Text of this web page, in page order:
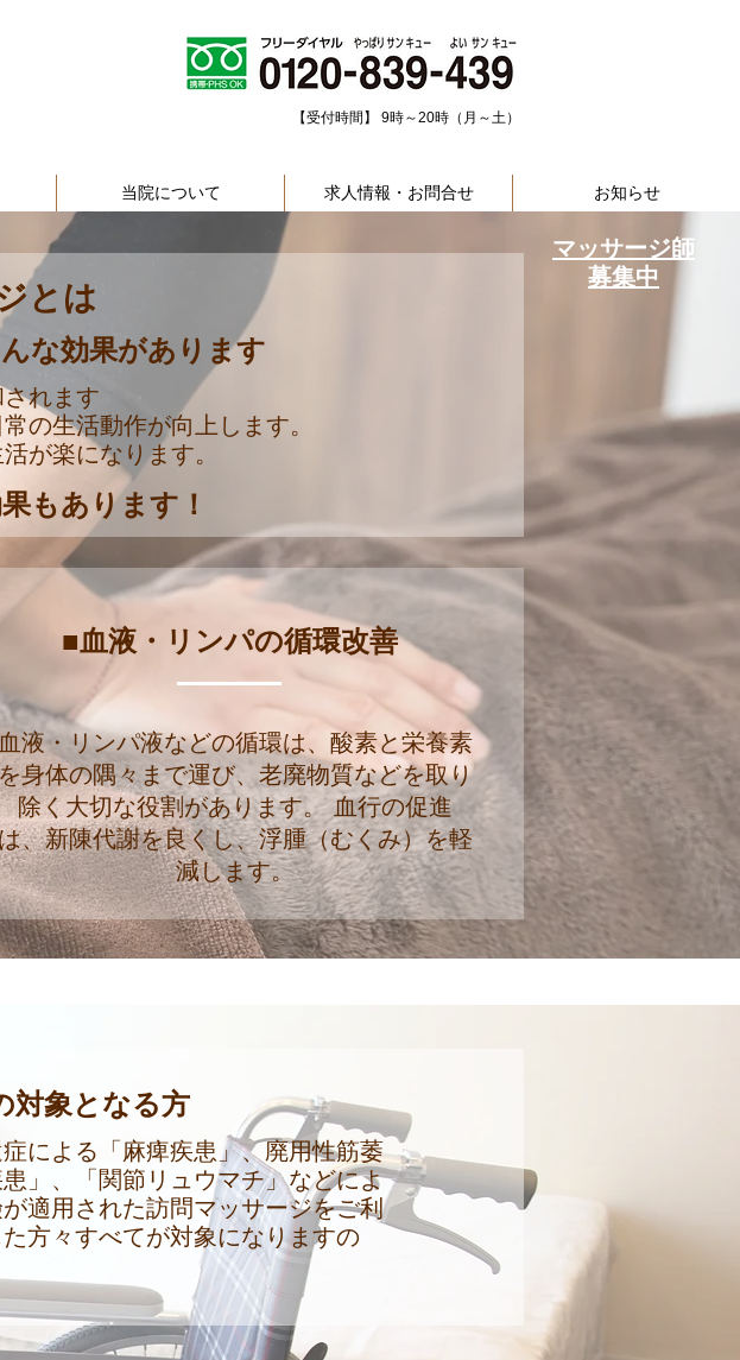
マッサージ師
募集中
​【受付時間】 9時～20時（月～土）
当院について 求人情報・お問合せ お知らせ
とは
な効果があります
れます
の生活動作が向上します。
が楽になります。
もあります！
■血液・リンパの循環改善
血液・リンパ液などの循環は、酸素と栄養素
を身体の隅々まで運び、老廃物質などを取り
除く大切な役割があります。 血行の促進
、新陳代謝を良くし、浮腫（むくみ）を軽
減します。
対象となる方
による「麻痺疾患」、廃用性筋萎
」、「関節リュウマチ」などによ
適用された訪問マッサージをご利
方々すべてが対象になりますの